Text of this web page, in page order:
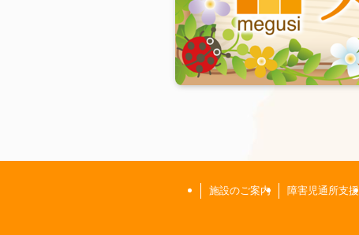
施設のご案内 障害児通所支援